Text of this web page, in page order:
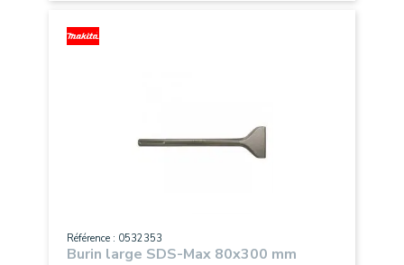
Référence : 0532353
Burin large SDS-Max 80x300 mm